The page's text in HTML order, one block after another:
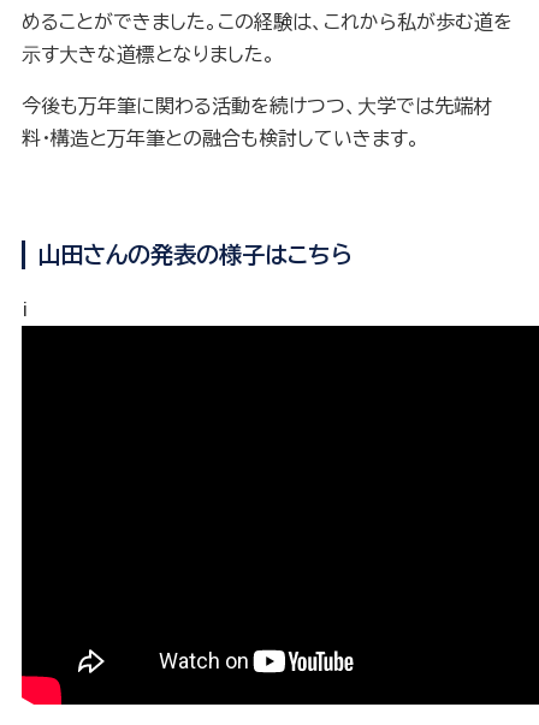
めることができました。この経験は、これから私が歩む道を
⽰す⼤きな道標となりました。
今後も万年筆に関わる活動を続けつつ、⼤学では先端材
料・構造と万年筆との融合も検討していきます。
山田さんの発表の様子はこちら
i